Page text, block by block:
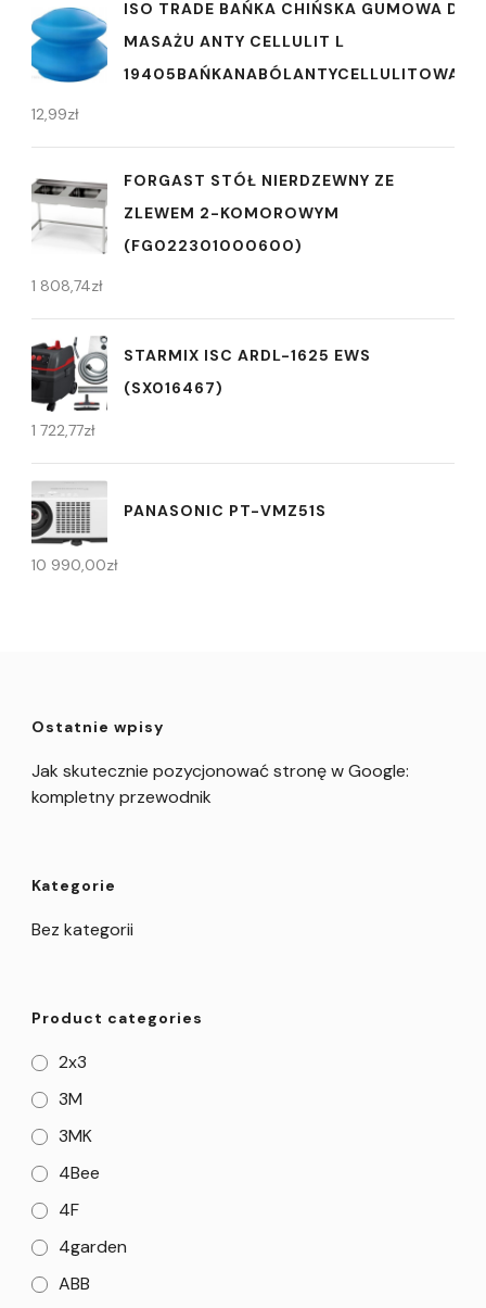
ISO TRADE BAŃKA CHIŃSKA GUMOWA DO
MASAŻU ANTY CELLULIT L
12,99zł
FORGAST STÓŁ NIERDZEWNY ZE
ZLEWEM 2-KOMOROWYM
(FG022301000600)
1 808,74zł
STARMIX ISC ARDL-1625 EWS
(SX016467)
1 722,77zł
PANASONIC PT-VMZ51S
10 990,00zł
Ostatnie wpisy
Jak skutecznie pozycjonować stronę w Google:
kompletny przewodnik
Kategorie
Bez kategorii
Product categories
2x3
3M
3MK
4Bee
4F
4garden
ABB